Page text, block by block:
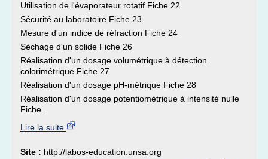
Utilisation de l'évaporateur rotatif Fiche 22
Sécurité au laboratoire Fiche 23
Mesure d'un indice de réfraction Fiche 24
Séchage d'un solide Fiche 26
Réalisation d'un dosage volumétrique à détection
colorimétrique Fiche 27
Réalisation d'un dosage pH-métrique Fiche 28
Réalisation d'un dosage potentiomètrique à intensité nulle
Fiche...
Lire la suite
Site : http://labos-education.unsa.org